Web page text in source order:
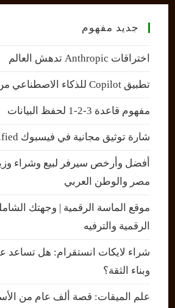
جديد مفهوم
اختراقات Anthropic تدهش العالم
تطبيق Copilot للذكاء الاصطناعي من مايكروسوفت
مفهوم قاعدة 3-2-1 لحفظ البيانات
شارة توثيق مجانية في فيسبوك Facebook Verified
أفضل وأرخص سيرفر لبيع وشراء
مصر والوطن العربي
موقع الماسة الرقمية | وجهتك
الرقمية والترفيه
شراء لايكات انستقرام: هل تساعد
وبناء الثقة؟
علم الميقات: قصة ألف عام من